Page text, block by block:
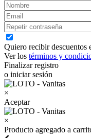
Quiero recibir descuentos
Ver los términos y
Finalizar registro
o iniciar sesión
×
Aceptar
×
Producto agregado a